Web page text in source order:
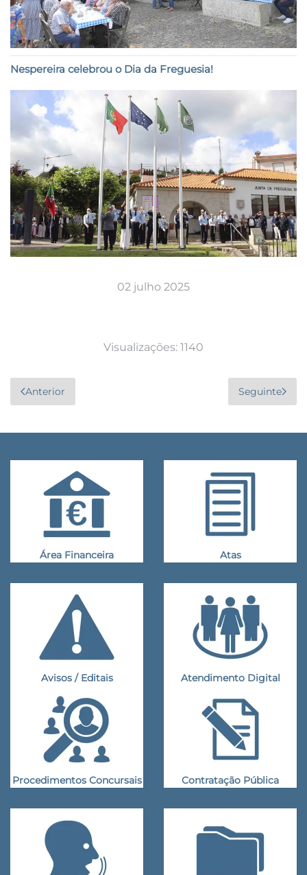
Nespereira celebrou o Dia da Freguesia!
02 julho 2025
Visualizações: 1140
Anterior Seguinte
Área Financeira Atas
Avisos / Editais Atendimento Digital
Procedimentos Concursais Contratação Pública